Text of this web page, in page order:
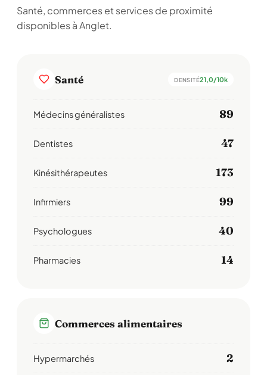
Santé, commerces et services de proximité
disponibles à Anglet.
Santé DENSITÉ21,0/10k
Médecins généralistes 89
Dentistes 47
Kinésithérapeutes 173
Infirmiers 99
Psychologues 40
Pharmacies 14
Commerces alimentaires
Hypermarchés 2